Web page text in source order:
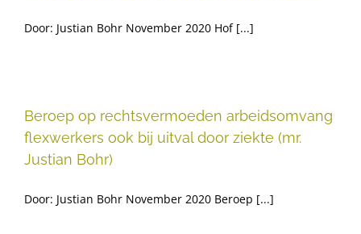
Door: Justian Bohr November 2020 Hof [...]
Beroep op rechtsvermoeden arbeidsomvang
flexwerkers ook bij uitval door ziekte (mr.
Justian Bohr)
Door: Justian Bohr November 2020 Beroep [...]